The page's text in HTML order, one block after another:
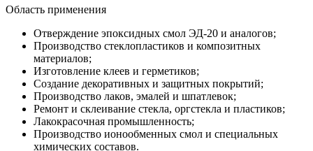
Область применения
Отверждение эпоксидных смол ЭД-20 и аналогов;
Производство стеклопластиков и композитных
материалов;
Изготовление клеев и герметиков;
Создание декоративных и защитных покрытий;
Производство лаков, эмалей и шпатлевок;
Ремонт и склеивание стекла, оргстекла и пластиков;
Лакокрасочная промышленность;
Производство ионообменных смол и специальных
химических составов.